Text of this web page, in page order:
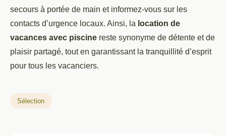
secours à portée de main et informez-vous sur les
contacts d’urgence locaux. Ainsi, la location de
vacances avec piscine reste synonyme de détente et de
plaisir partagé, tout en garantissant la tranquillité d’esprit
pour tous les vacanciers.
Sélection